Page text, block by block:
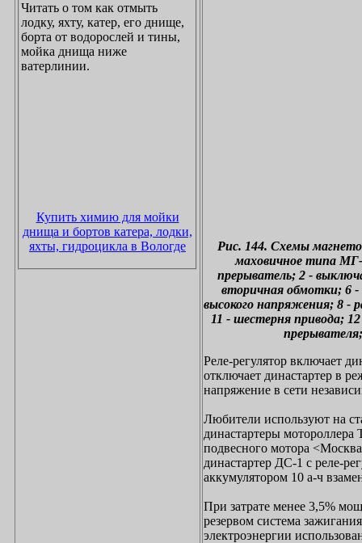
Читать о том как отмыть
лодку, яхту, катер, его днище,
борта от водорослей и тины,
мойка днища ниже
ватерлинии.
Купить химию для мойки
днища и бортов катера, лодки,
яхты, гидроцикла в Вологде
Рис. 144. Схемы
маховичное типа МГ-
прерыватель; 2 -
вторичная обмотки; 6
высокого напряжения; 8 -
11 - шестерня привода;
Реле-регулятор включает
отключает династартер в
напряжение в сети
Любители используют на
династартеры мотороллера
подвесного мотора
династартер ДС-1 с реле-
аккумулятором 10 а-ч
При затрате менее 3,5%
резервом система
электроэнергии